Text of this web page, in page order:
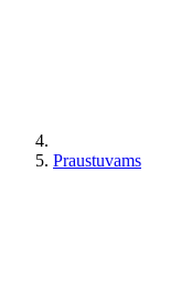
Praustuvams